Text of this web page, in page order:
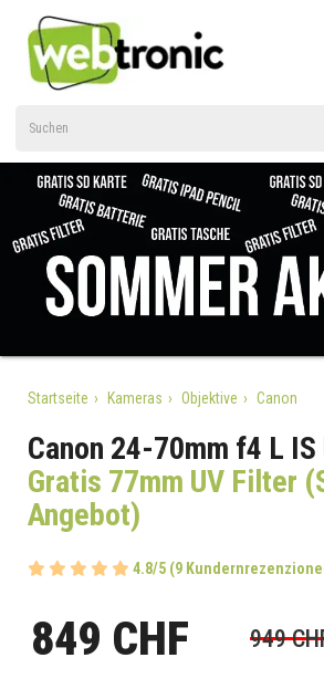
Startseite Kameras Objektive Canon
Canon 24-70mm f4 L IS
Gratis 77mm UV Filter
Angebot)
4.8/5 (9
849 CHF 949